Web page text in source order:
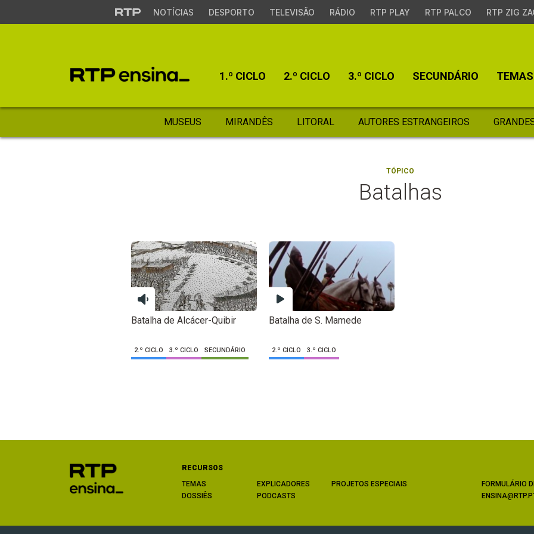
NOTÍCIAS DESPORTO TELEVISÃO RÁDIO RTP PLAY RTP PALCO RTP ZIG
1.º CICLO 2.º CICLO 3.º CICLO SECUNDÁRIO TEMAS
MUSEUS MIRANDÊS LITORAL AUTORES ESTRANGEIROS
TÓPICO
Batalhas
Batalha de Alcácer-Quibir
2.º CICLO 3.º CICLO SECUNDÁRIO
Batalha de S. Mamede
2.º CICLO 3.º CICLO
RECURSOS
TEMAS
DOSSIÊS
EXPLICADORES
PODCASTS
PROJETOS ESPECIAIS
FORMULÁRIO